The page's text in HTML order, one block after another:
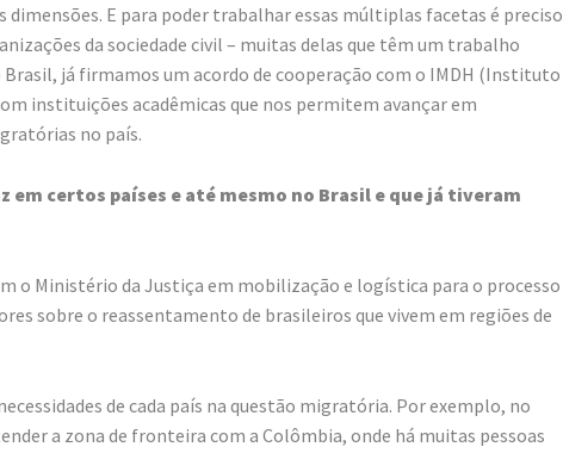
E para poder trabalhar essas múltiplas facetas é preciso
da sociedade civil – muitas delas que têm um trabalho
já firmamos um acordo de cooperação com o IMDH (Instituto
instituições acadêmicas que nos permitem avançar em
no país.
em certos países e até mesmo no Brasil e que já tiveram
o Ministério da Justiça em mobilização e logística para o processo
sobre o reassentamento de brasileiros que vivem em regiões de
de cada país na questão migratória. Por exemplo, no
a zona de fronteira com a Colômbia, onde há muitas pessoas